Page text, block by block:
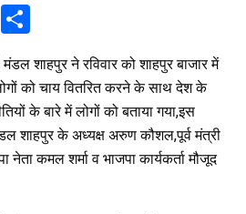
T
ar
e
मंडल शाहपुर ने रविवार को शाहपुर बाजार में
को चाय वितरित करने के साथ देश के
के बारे में लोगों को बताया गया,इस
मंडल शाहपुर के अध्यक्ष अरुण कौशल,पूर्व मंत्री
नेता कमल शर्मा व भाजपा कार्यकर्ता मौजूद